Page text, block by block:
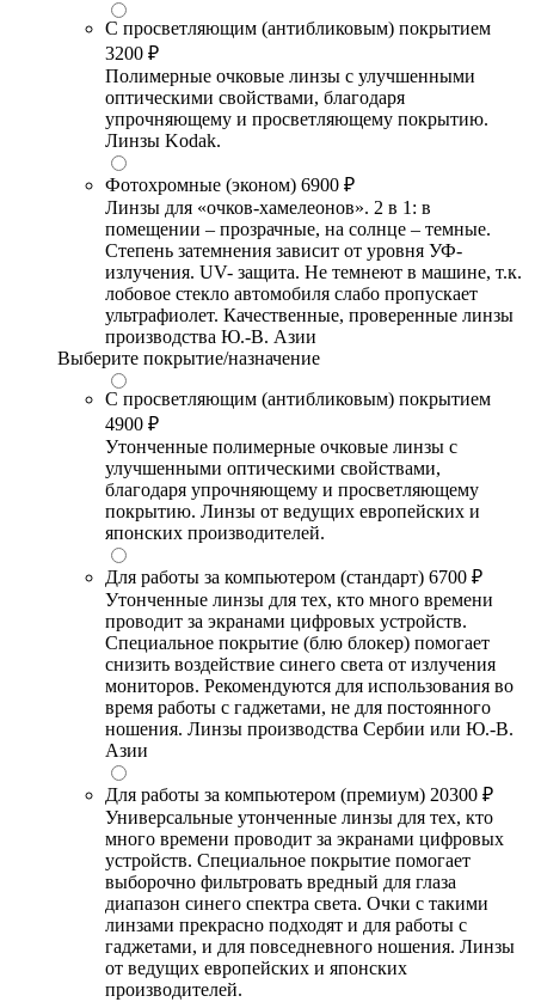
С просветляющим (антибликовым) покрытием
3200 ₽
Полимерные очковые линзы с улучшенными
оптическими свойствами, благодаря
упрочняющему и просветляющему покрытию.
Линзы Kodak.
Фотохромные (эконом) 6900 ₽
Линзы для «очков-хамелеонов». 2 в 1: в
помещении – прозрачные, на солнце – темные.
Степень затемнения зависит от уровня УФ-
излучения. UV- защита. Не темнеют в машине, т.к.
лобовое стекло автомобиля слабо пропускает
ультрафиолет. Качественные, проверенные линзы
производства Ю.-В. Азии
Выберите покрытие/назначение
С просветляющим (антибликовым) покрытием
4900 ₽
Утонченные полимерные очковые линзы с
улучшенными оптическими свойствами,
благодаря упрочняющему и просветляющему
покрытию. Линзы от ведущих европейских и
японских производителей.
Для работы за компьютером (стандарт) 6700 ₽
Утонченные линзы для тех, кто много времени
проводит за экранами цифровых устройств.
Специальное покрытие (блю блокер) помогает
снизить воздействие синего света от излучения
мониторов. Рекомендуются для использования во
время работы с гаджетами, не для постоянного
ношения. Линзы производства Сербии или Ю.-В.
Азии
Для работы за компьютером (премиум) 20300 ₽
Универсальные утонченные линзы для тех, кто
много времени проводит за экранами цифровых
устройств. Специальное покрытие помогает
выборочно фильтровать вредный для глаза
диапазон синего спектра света. Очки с такими
линзами прекрасно подходят и для работы с
гаджетами, и для повседневного ношения. Линзы
от ведущих европейских и японских
производителей.